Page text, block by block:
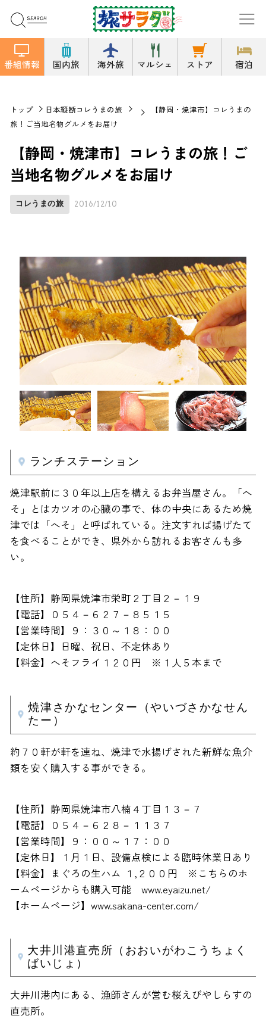
番組情報 国内旅 海外旅 マルシェ ストア 宿泊
トップ 日本縦断コレうまの旅
【静岡・焼津市】コレうまの
旅！ご当地名物グルメをお届け
【静岡・焼津市】コレうまの旅！ご
当地名物グルメをお届け
コレうまの旅 2016/12/10
ランチステーション
焼津駅前に３０年以上店を構えるお弁当屋さん。「へ
そ」とはカツオの心臓の事で、体の中央にあるため焼
津では「へそ」と呼ばれている。注文すれば揚げたて
を食べることができ、県外から訪れるお客さんも多
い。
【住所】静岡県焼津市栄町２丁目２－１９
【電話】０５４－６２７－８５１５
【営業時間】９：３０～１８：００
【定休日】日曜、祝日、不定休あり
【料金】へそフライ１２０円 ※１人５本まで
焼津さかなセンター（やいづさかなせん
たー）
約７０軒が軒を連ね、焼津で水揚げされた新鮮な魚介
類を安く購入する事ができる。
【住所】静岡県焼津市八楠４丁目１３－７
【電話】０５４－６２８－１１３７
【営業時間】９：００～１７：００
【定休日】１月１日、設備点検による臨時休業日あり
【料金】まぐろの生ハム １,２００円 ※こちらのホ
ームページからも購入可能 www.eyaizu.net/
【ホームページ】www.sakana-center.com/
大井川港直売所（おおいがわこうちょく
ばいじょ）
大井川港内にある、漁師さんが営む桜えびやしらすの
直売所。